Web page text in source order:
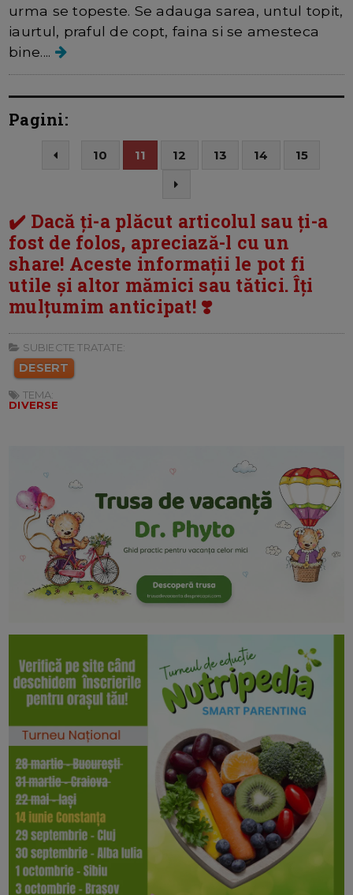
urma se topeste. Se adauga sarea, untul topit,
iaurtul, praful de copt, faina si se amesteca
bine....
Pagini:
10 11 12 13 14 15
✔️ Dacă ți-a plăcut articolul sau ți-a
fost de folos, apreciază-l cu un
share! Aceste informații le pot fi
utile și altor mămici sau tătici. Îți
mulțumim anticipat! ❣️
SUBIECTE TRATATE:
DESERT
TEMA:
DIVERSE